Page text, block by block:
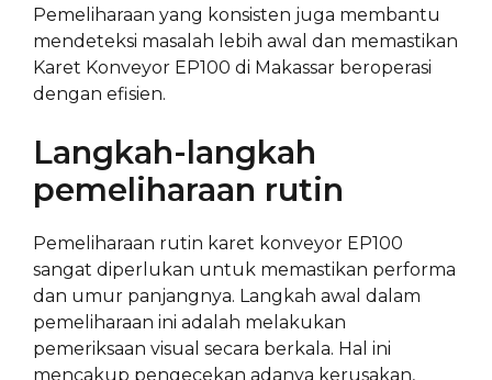
Pemeliharaan yang konsisten juga membantu
mendeteksi masalah lebih awal dan memastikan
Karet Konveyor EP100 di Makassar beroperasi
dengan efisien.
Langkah-langkah
pemeliharaan rutin
Pemeliharaan rutin karet konveyor EP100
sangat diperlukan untuk memastikan performa
dan umur panjangnya. Langkah awal dalam
pemeliharaan ini adalah melakukan
pemeriksaan visual secara berkala. Hal ini
mencakup pengecekan adanya kerusakan,